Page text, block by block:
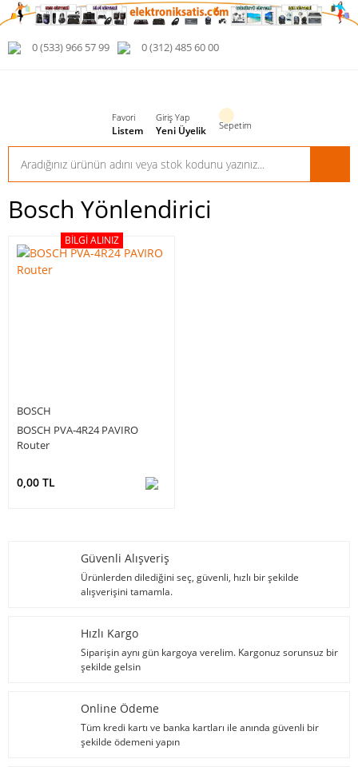
0 (533) 966 57 99 0 (312) 485 60 00
Favori
Listem
Giriş Yap
Yeni Üyelik Sepetim
Bosch Yönlendirici
BILGI ALINIZ
BOSCH
BOSCH PVA-4R24 PAVIRO
Router
0,00 TL
Güvenli Alışveriş
Ürünlerden dilediğini seç, güvenli, hızlı bir şekilde
alışverişini tamamla.
Hızlı Kargo
Siparişin aynı gün kargoya verelim. Kargonuz sorunsuz bir
şekilde gelsin
Online Ödeme
Tüm kredi kartı ve banka kartları ile anında güvenli bir
şekilde ödemeni yapın